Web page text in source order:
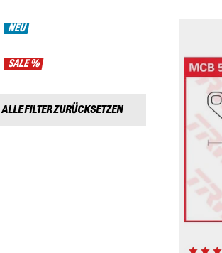
NEU
SALE %
ALLE FILTER ZURÜCKSETZEN